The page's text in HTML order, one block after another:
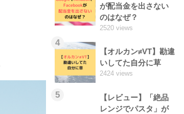
が配当金を出さない
のはなぜ？
2520 views
4
【オルカン≠VT】勘違
いしてた自分に草
2424 views
5
【レビュー】「絶品
レンジでパスタ」が